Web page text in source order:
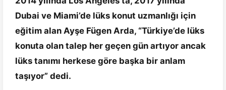
Dubai ve Miami’de lüks konut uzmanlığı için
eğitim alan Ayşe Fügen Arda, “Türkiye’de lüks
konuta olan talep her geçen gün artıyor ancak
lüks tanımı herkese göre başka bir anlam
taşıyor” dedi.